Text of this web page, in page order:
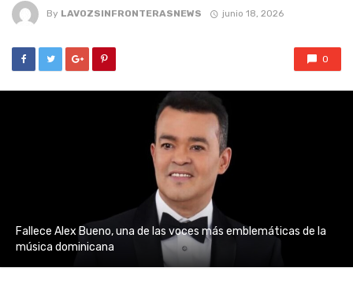
By LAVOZSINFRONTERASNEWS junio 18, 2026
0
Fallece Alex Bueno, una de las voces más emblemáticas de la
música dominicana